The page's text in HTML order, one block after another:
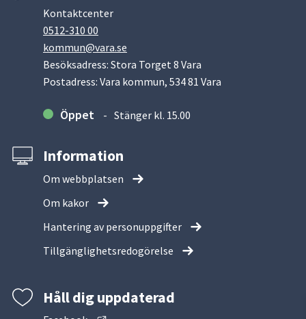
Kontaktcenter
0512-310 00
kommun@vara.se
Besöksadress: Stora Torget 8 Vara
Postadress: Vara kommun, 534 81 Vara
Öppet Stänger kl. 15.00
Information
Om webbplatsen
Om kakor
Hantering av personuppgifter
Tillgänglighetsredogörelse
Håll dig uppdaterad